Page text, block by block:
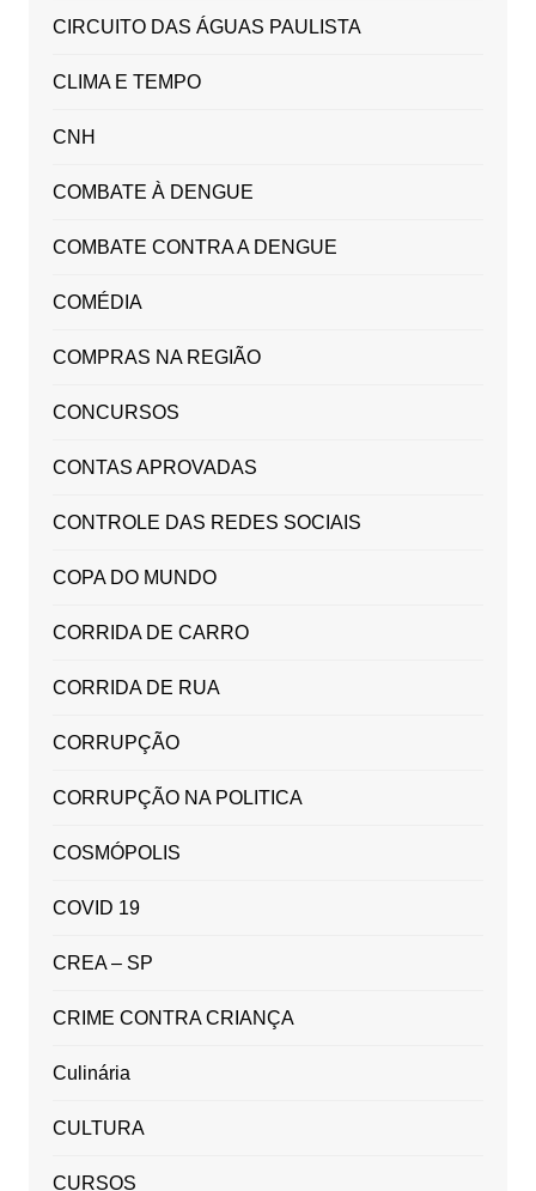
CIRCUITO DAS ÁGUAS PAULISTA
CLIMA E TEMPO
CNH
COMBATE À DENGUE
COMBATE CONTRA A DENGUE
COMÉDIA
COMPRAS NA REGIÃO
CONCURSOS
CONTAS APROVADAS
CONTROLE DAS REDES SOCIAIS
COPA DO MUNDO
CORRIDA DE CARRO
CORRIDA DE RUA
CORRUPÇÃO
CORRUPÇÃO NA POLITICA
COSMÓPOLIS
COVID 19
CREA – SP
CRIME CONTRA CRIANÇA
Culinária
CULTURA
CURSOS